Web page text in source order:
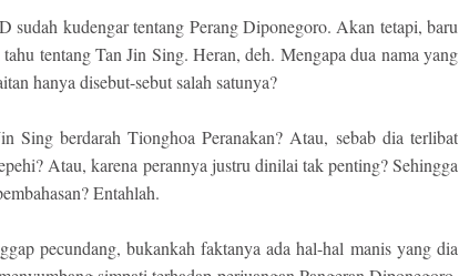
sudah kudengar tentang Perang Diponegoro. Akan tetapi, baru
tentang Tan Jin Sing. Heran, deh. Mengapa dua nama yang
hanya disebut-sebut salah satunya?
Sing berdarah Tionghoa Peranakan? Atau, sebab dia terlibat
Atau, karena perannya justru dinilai tak penting? Sehingga
Entahlah.
pecundang, bukankah faktanya ada hal-hal manis yang dia